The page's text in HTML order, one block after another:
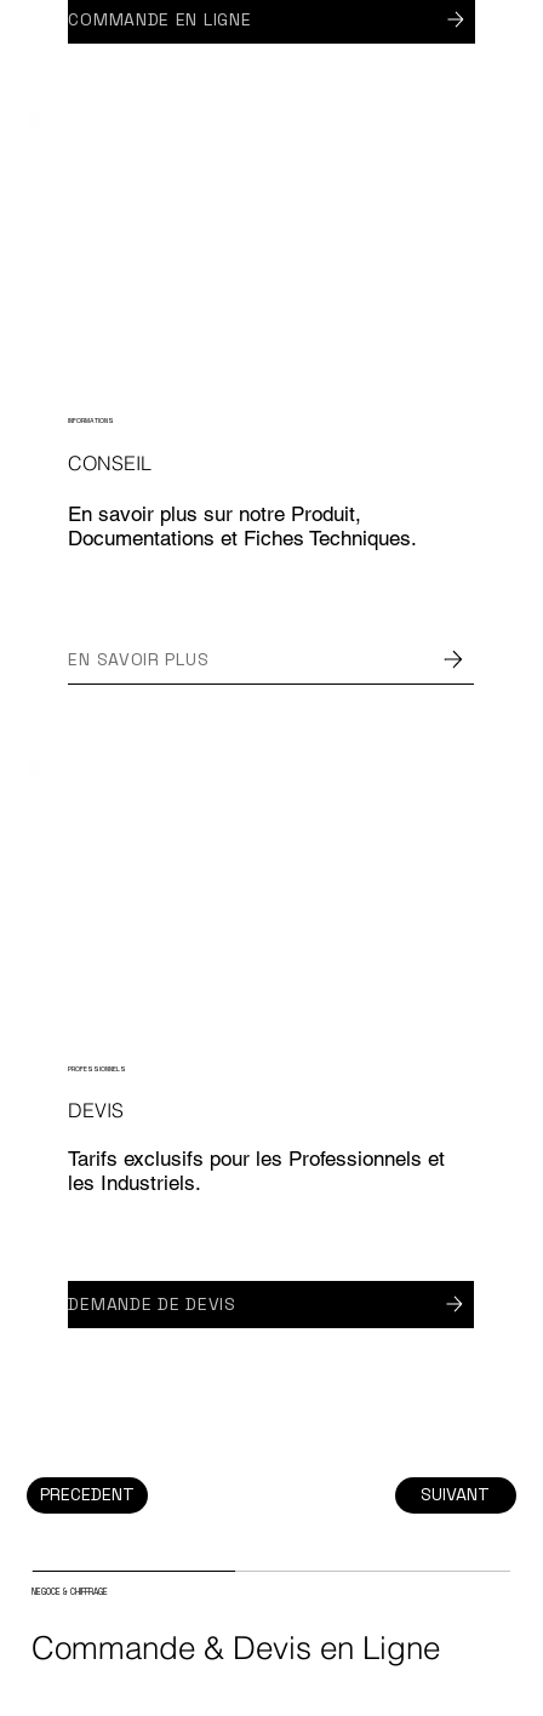
COMMANDE EN LIGNE
CONSEIL
INFORMATIONS
En savoir plus sur notre Produit,
Documentations et Fiches Techniques.
EN SAVOIR PLUS
DEVIS
PROFESSIONNELS
Tarifs exclusifs pour les Professionnels et
les Industriels.
DEMANDE DE DEVIS
PRECEDENT SUIVANT
Commande & Devis en Ligne
NEGOCE & CHIFFRAGE